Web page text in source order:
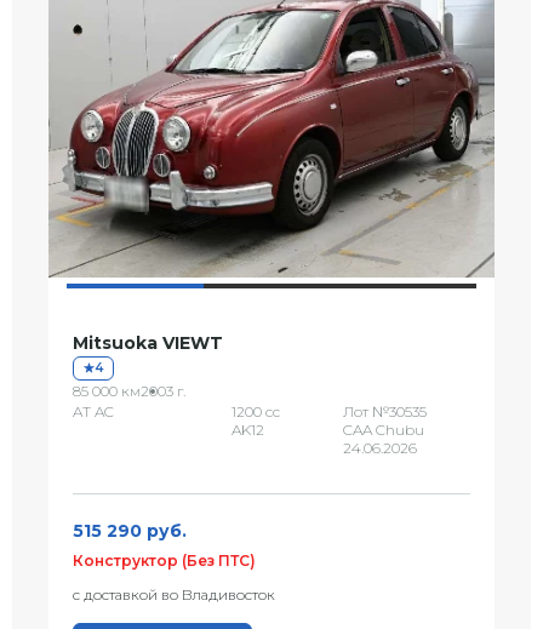
Mitsuoka VIEWT
4
85 000 км2003 г.
AT AC
1200 сс
AK12
Лот №30535
CAA Chubu
24.06.2026
515 290 руб.
Конструктор (Без ПТС)
с доставкой во Владивосток